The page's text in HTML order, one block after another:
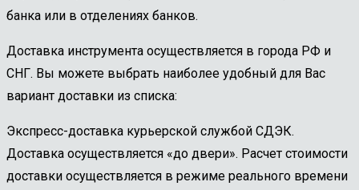
банка или в отделениях банков.
Доставка инструмента осуществляется в города РФ и
СНГ. Вы можете выбрать наиболее удобный для Вас
вариант доставки из списка:
Экспресс-доставка курьерской службой СДЭК.
Доставка осуществляется «до двери». Расчет стоимости
доставки осуществляется в режиме реального времени